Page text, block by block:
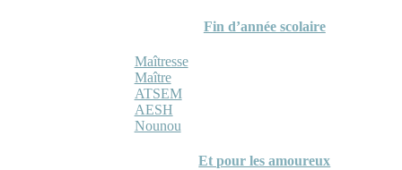
Fin d’année scolaire
Maîtresse
Maître
ATSEM
AESH
Nounou
Et pour les amoureux